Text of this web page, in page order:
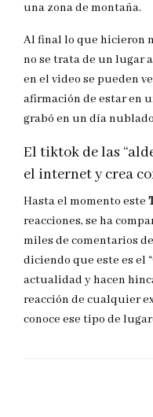
una zona de montaña.
Al final lo que hicieron
no se trata de un lugar
en el video se pueden
afirmación de estar en
grabó en un día
El tiktok de las
el internet y crea
Hasta el momento este
reacciones, se ha
miles de comentarios
diciendo que este es el “
actualidad y hacen
reacción de cualquier
conoce ese tipo de